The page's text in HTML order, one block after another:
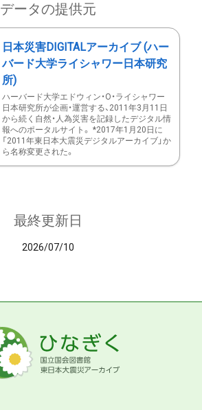
データの提供元
日本災害DIGITALアーカイブ (ハー
バード大学ライシャワー日本研究
所)
ハーバード大学エドウィン・O・ライシャワー
日本研究所が企画・運営する、2011年3月11日
から続く自然・人為災害を記録したデジタル情
報へのポータルサイト。 *2017年1月20日に
「2011年東日本大震災デジタルアーカイブ」か
ら名称変更された。
最終更新日
2026/07/10